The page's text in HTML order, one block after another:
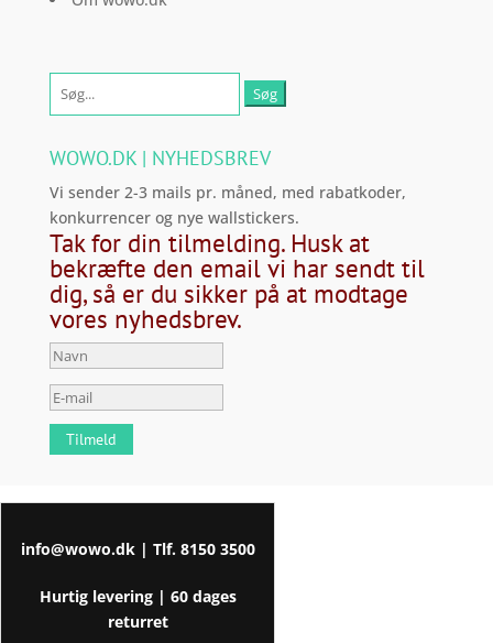
Søg
efter:
WOWO.DK | NYHEDSBREV
Vi sender 2-3 mails pr. måned, med rabatkoder,
konkurrencer og nye wallstickers.
Tak for din tilmelding. Husk at
bekræfte den email vi har sendt til
dig, så er du sikker på at modtage
vores nyhedsbrev.
Tilmeld
info@wowo.dk| Tlf. 8150 3500
Hurtig levering | 60 dages
returret